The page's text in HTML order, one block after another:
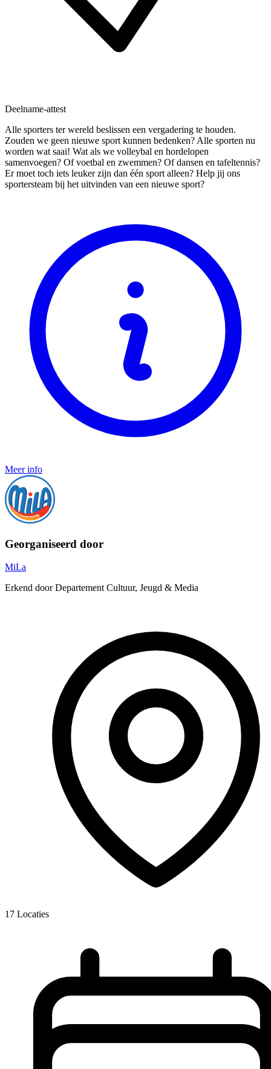
Deelname-attest
Alle sporters ter wereld beslissen een vergadering te houden.
Zouden we geen nieuwe sport kunnen bedenken? Alle sporten nu
worden wat saai! Wat als we volleybal en hordelopen
samenvoegen? Of voetbal en zwemmen? Of dansen en tafeltennis?
Er moet toch iets leuker zijn dan één sport alleen? Help jij ons
sportersteam bij het uitvinden van een nieuwe sport?
Meer info
Georganiseerd door
MiLa
Erkend door Departement Cultuur, Jeugd & Media
17 Locaties